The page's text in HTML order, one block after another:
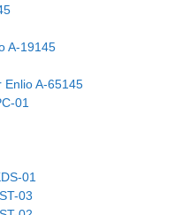
A-19145
Enlio A-65145
01
01
03